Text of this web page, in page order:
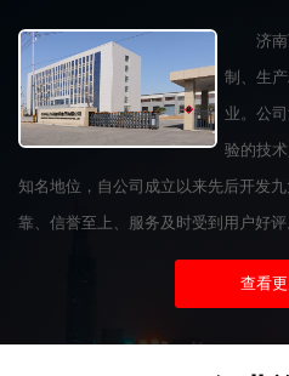
济南万
制、生
业。公
验的技
知名地位，自公司成立以来先后开发
靠、信誉至上、服务及时受到用户好评
查看